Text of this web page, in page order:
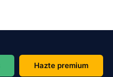
Hazte premium